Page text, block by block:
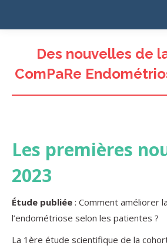
Des nouvelles de
ComPaRe
Les premières
2023
Étude publiée : Comment améliorer
l’endométriose selon les patientes ?
La 1ère étude scientifique de la